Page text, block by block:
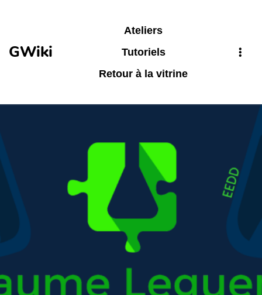
GWiki
Ateliers
Tutoriels
Retour à la vitrine